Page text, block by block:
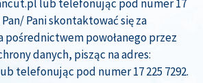
lub telefonując pod numer 17
Pani skontaktować się za
powołanego przez
danych, pisząc na adres:
telefonując pod numer 17 225 7292.